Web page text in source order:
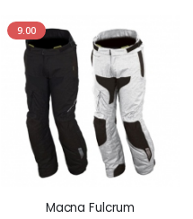
9.00
Macna Fulcrum